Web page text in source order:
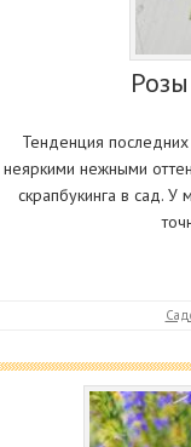
Тенденция
неяркими нежными
скрапбукинга в сад. У